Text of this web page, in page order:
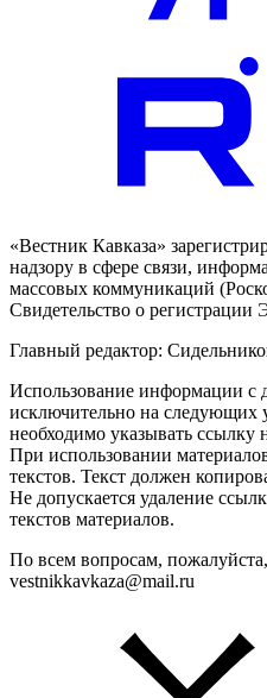
«Вестник Кавказа»
надзору в сфере связи,
массовых коммуникаций
Свидетельство о
Главный редактор:
Использование информации с
исключительно на следующих
необходимо указывать ссылку
При использовании
текстов. Текст должен
Не допускается удаление
текстов материалов.
По всем вопросам,
vestnikkavkaza@mail.ru